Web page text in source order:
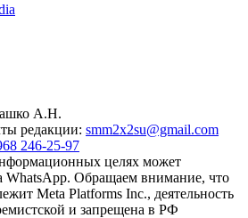
А.Н.
редакции: smm2x2su@gmail.com
246-25-97
целях может
WhatsApp. Обращаем внимание, что
Meta Platforms Inc., деятельность
и запрещена в РФ